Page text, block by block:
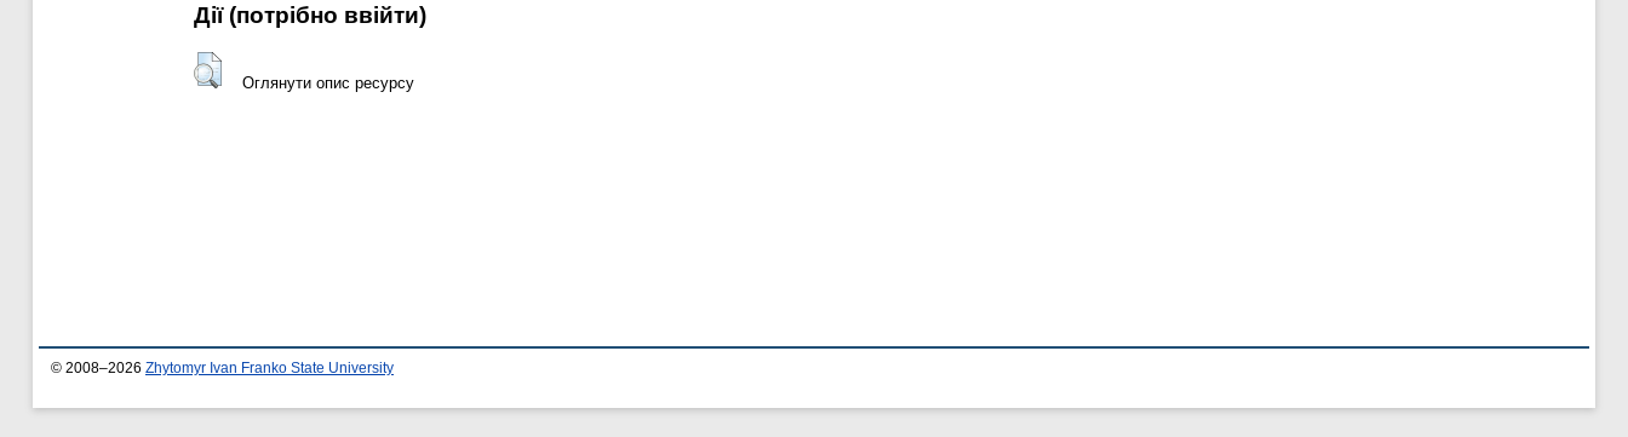
Дії ​​(потрібно ввійти)
Оглянути опис ресурсу
© 2008–2026 Zhytomyr Ivan Franko State University